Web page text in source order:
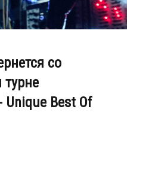
со
Unique Best Of